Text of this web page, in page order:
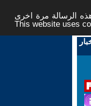
الرسالة مرة اخرى -
This website uses